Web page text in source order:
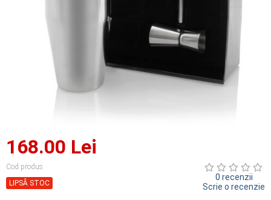
168.00 Lei
Cod produs
LIPSĂ STOC
0 recenzii
Scrie o recenzie